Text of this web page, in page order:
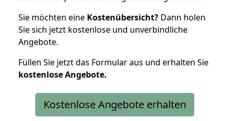
Sie möchten eine Kostenübersicht? Dann holen
Sie sich jetzt kostenlose und unverbindliche
Angebote.
Füllen Sie jetzt das Formular aus und erhalten Sie
kostenloseAngebote.
Kostenlose Angebote erhalten